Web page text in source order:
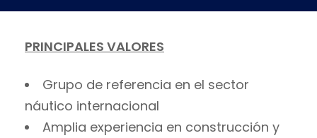
PRINCIPALES VALORES
Grupo de referencia en el sector
náutico internacional
Amplia experiencia en construcción y